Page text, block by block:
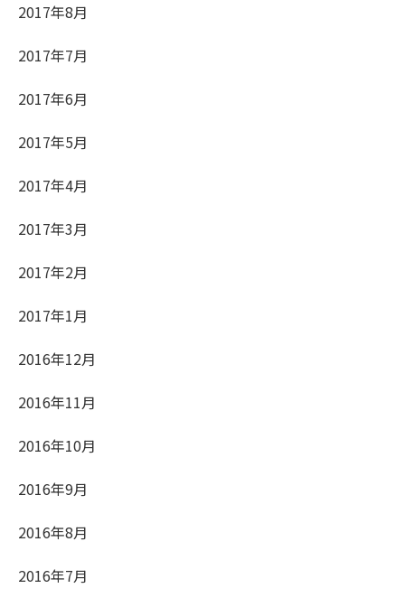
2017年8月
2017年7月
2017年6月
2017年5月
2017年4月
2017年3月
2017年2月
2017年1月
2016年12月
2016年11月
2016年10月
2016年9月
2016年8月
2016年7月